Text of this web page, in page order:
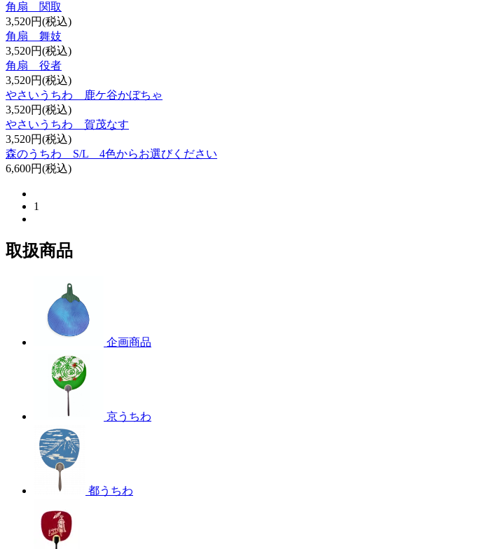
角扇 関取
3,520円(税込)
角扇 舞妓
3,520円(税込)
角扇 役者
3,520円(税込)
やさいうちわ 鹿ケ谷かぼちゃ
3,520円(税込)
やさいうちわ 賀茂なす
3,520円(税込)
森のうちわ S/L 4色からお選びください
6,600円(税込)
1
取扱商品
企画商品
京うちわ
都うちわ